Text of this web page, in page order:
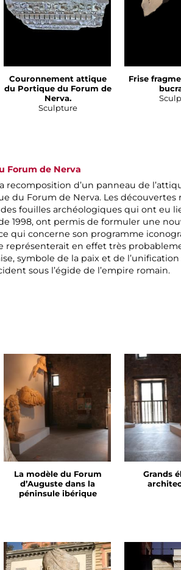
Couronnement attique
du Portique du Forum de
Nerva.
Sculpture
Frise
Forum de Nerva
recomposition d’un panneau de
du Forum de Nerva. Les découvertes
fouilles archéologiques qui ont eu
1998, ont permis de formuler une
qui concerne son programme
représenterait en effet très
symbole de la paix et de
sous l’égide de l’empire romain.
La modèle du Forum
d’Auguste dans la
péninsule ibérique
Grands